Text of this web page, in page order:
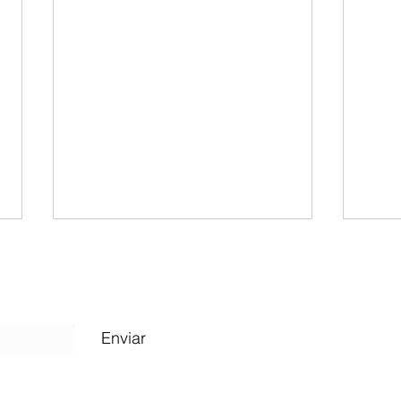
destruyen. No porque sean
malas en sí mismas, sino porque
Enviar